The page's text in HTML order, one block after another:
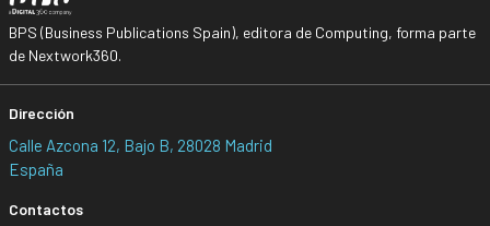
BPS (Business Publications Spain), editora de Computing, forma parte
de Nextwork360.
Dirección
Calle Azcona 12, Bajo B, 28028 Madrid
España
Contactos